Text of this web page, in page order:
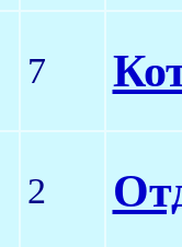
7
2